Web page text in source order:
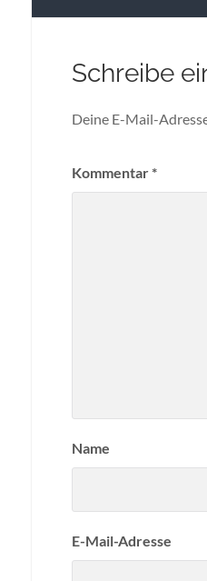
Schreibe
Deine E-Mail-
Kommentar*
Name
E-Mail-Adresse